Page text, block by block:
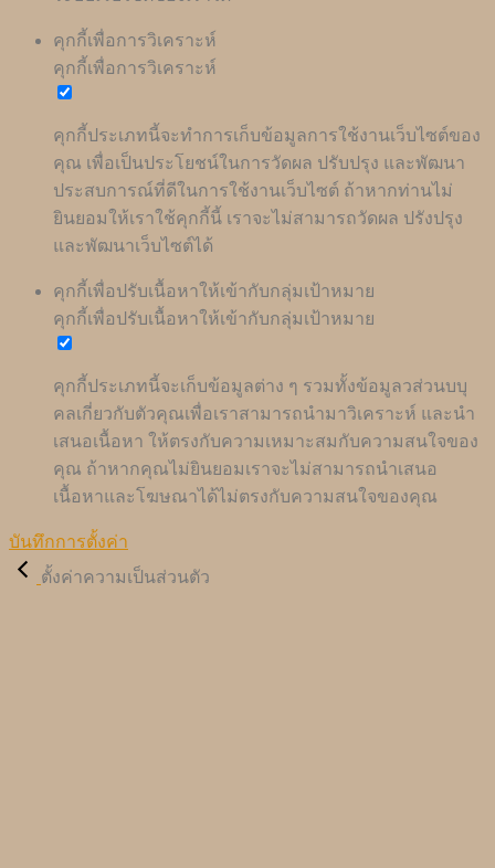
คุกกี้เพื่อการวิเคราะห์
คุกกี้เพื่อการวิเคราะห์
คุกกี้ประเภทนี้จะทำการเก็บข้อมูลการใช้งานเว็บไซต์ของ
คุณ เพื่อเป็นประโยชน์ในการวัดผล ปรับปรุง และพัฒนา
ประสบการณ์ที่ดีในการใช้งานเว็บไซต์ ถ้าหากท่านไม่
ยินยอมให้เราใช้คุกกี้นี้ เราจะไม่สามารถวัดผล ปรังปรุง
และพัฒนาเว็บไซต์ได้
คุกกี้เพื่อปรับเนื้อหาให้เข้ากับกลุ่มเป้าหมาย
คุกกี้เพื่อปรับเนื้อหาให้เข้ากับกลุ่มเป้าหมาย
คุกกี้ประเภทนี้จะเก็บข้อมูลต่าง ๆ รวมทั้งข้อมูลวส่วนบบุ
คลเกี่ยวกับตัวคุณเพื่อเราสามารถนำมาวิเคราะห์ และนำ
เสนอเนื้อหา ให้ตรงกับความเหมาะสมกับความสนใจของ
คุณ ถ้าหากคุณไม่ยินยอมเราจะไม่สามารถนำเสนอ
เนื้อหาและโฆษณาได้ไม่ตรงกับความสนใจของคุณ
บันทึกการตั้งค่า
ตั้งค่าความเป็นส่วนตัว